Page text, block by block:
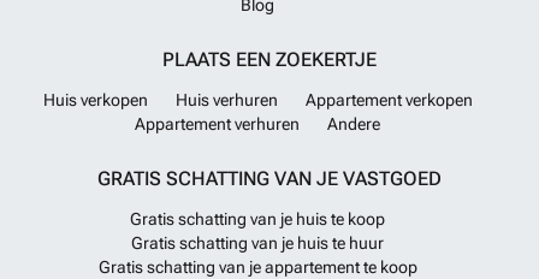
Blog
PLAATS EEN ZOEKERTJE
Huis verkopen Huis verhuren
Appartement verkopen
Appartement verhuren
Andere
GRATIS SCHATTING VAN JE VASTGOED
Gratis schatting van je huis te koop
Gratis schatting van je huis te huur
Gratis schatting van je appartement te koop